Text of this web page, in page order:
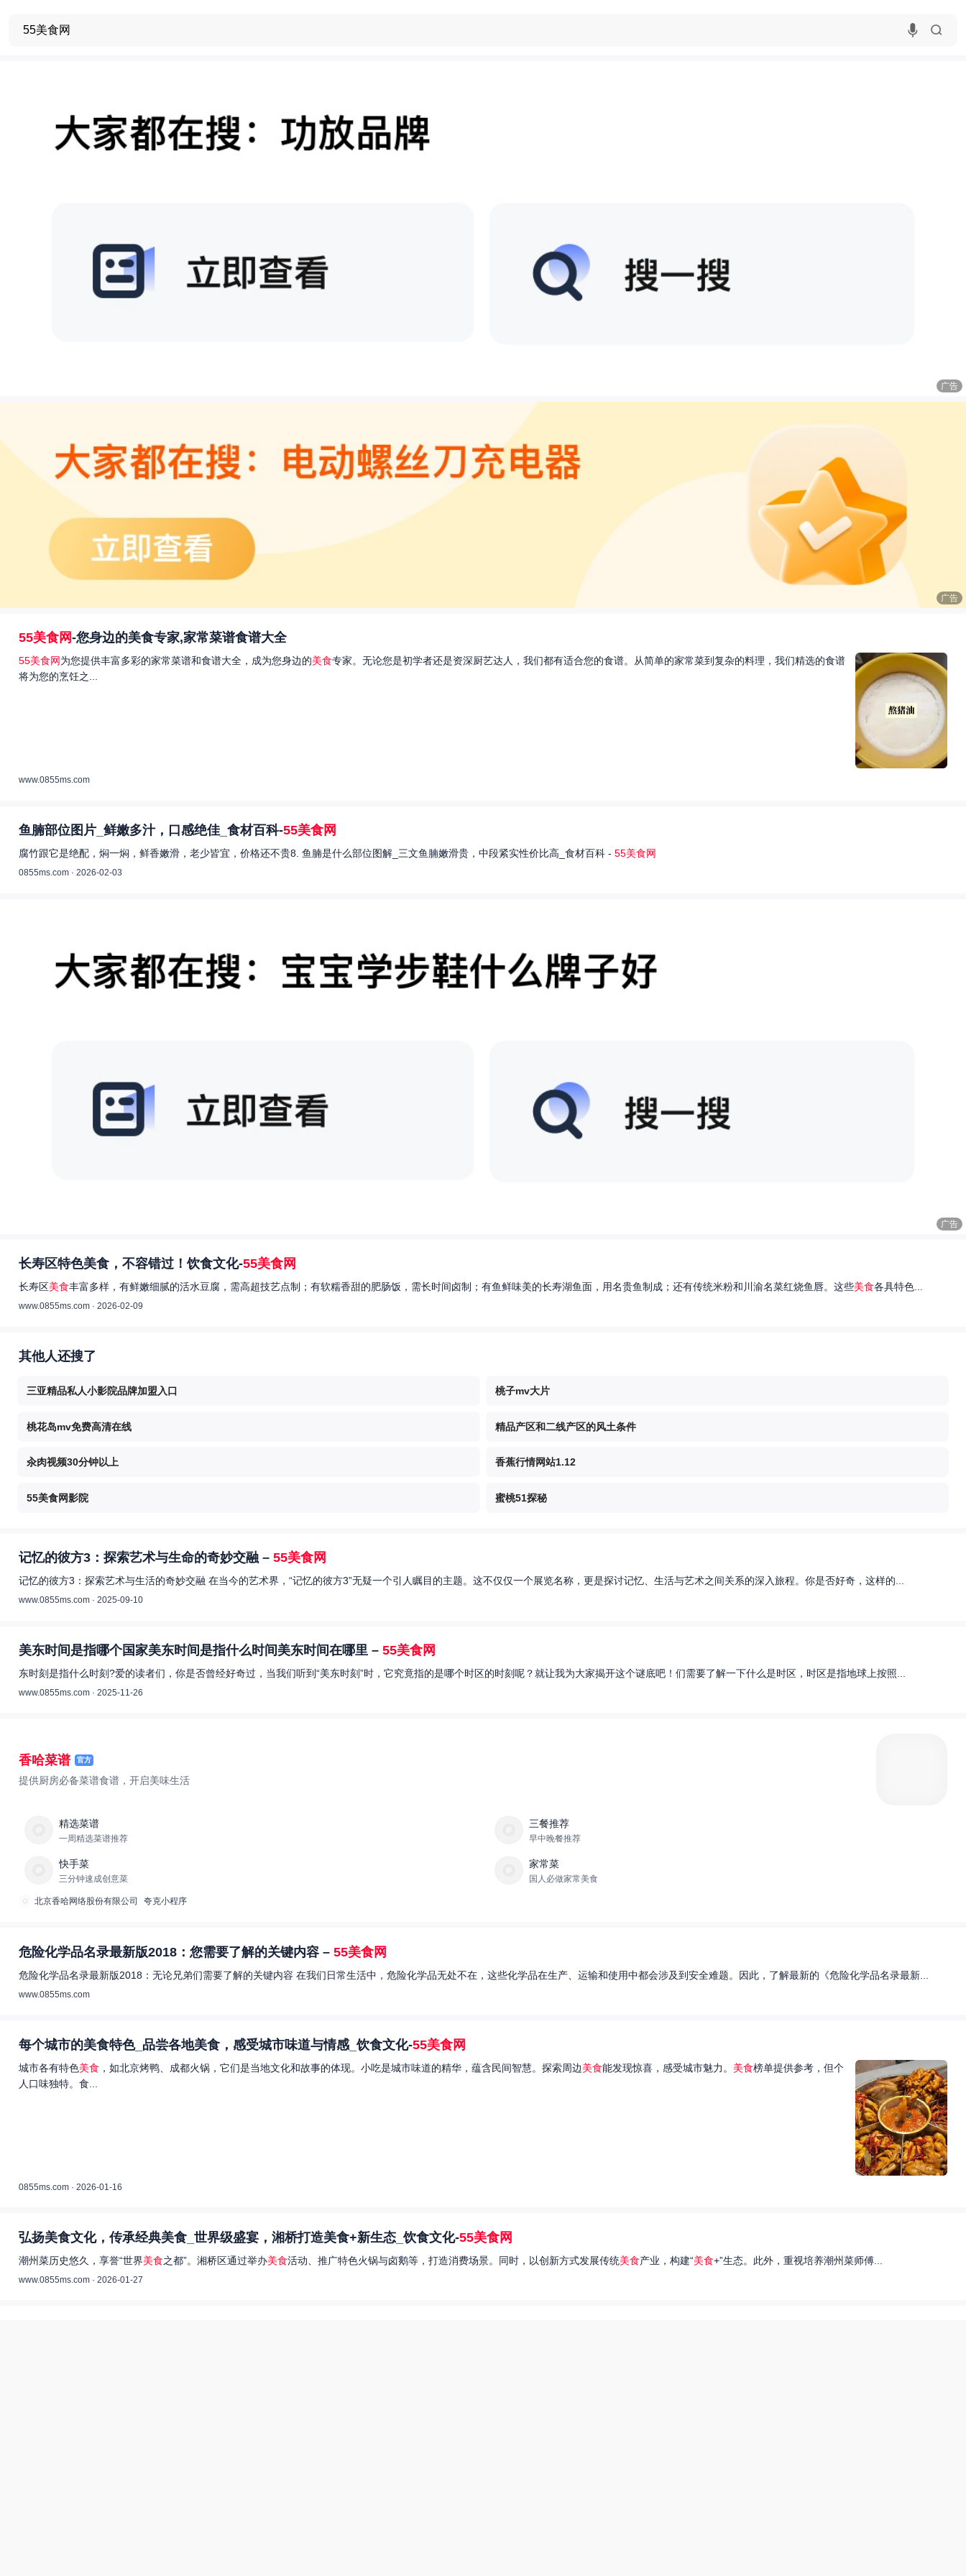
广告
广告
55美食网-您身边的美食专家,家常菜谱食谱大全
55美食网为您提供丰富多彩的家常菜谱和食谱大全，成为您身边的美食专家。无论您是初学者还是资深厨艺达人，我们都有适合您的食谱。从简单的家常菜到复杂的料理，我们精选的食谱
将为您的烹饪之...
www.0855ms.com
鱼腩部位图片_鲜嫩多汁，口感绝佳_食材百科-55美食网
腐竹跟它是绝配，焖一焖，鲜香嫩滑，老少皆宜，价格还不贵8. 鱼腩是什么部位图解_三文鱼腩嫩滑贵，中段紧实性价比高_食材百科 - 55美食网
0855ms.com · 2026-02-03
广告
长寿区特色美食，不容错过！饮食文化-55美食网
长寿区美食丰富多样，有鲜嫩细腻的活水豆腐，需高超技艺点制；有软糯香甜的肥肠饭，需长时间卤制；有鱼鲜味美的长寿湖鱼面，用名贵鱼制成；还有传统米粉和川渝名菜红烧鱼唇。这些美食各具特色...
www.0855ms.com · 2026-02-09
其他人还搜了
三亚精品私人小影院品牌加盟入口 桃子mv大片
桃花岛mv免费高清在线 精品产区和二线产区的风土条件
汆肉视频30分钟以上 香蕉行情网站1.12
55美食网影院 蜜桃51探秘
记忆的彼方3：探索艺术与生命的奇妙交融 – 55美食网
记忆的彼方3：探索艺术与生活的奇妙交融 在当今的艺术界，“记忆的彼方3”无疑一个引人瞩目的主题。这不仅仅一个展览名称，更是探讨记忆、生活与艺术之间关系的深入旅程。你是否好奇，这样的...
www.0855ms.com · 2025-09-10
美东时间是指哪个国家美东时间是指什么时间美东时间在哪里 – 55美食网
东时刻是指什么时刻?爱的读者们，你是否曾经好奇过，当我们听到“美东时刻”时，它究竟指的是哪个时区的时刻呢？就让我为大家揭开这个谜底吧！们需要了解一下什么是时区，时区是指地球上按照...
www.0855ms.com · 2025-11-26
香哈菜谱 官方
提供厨房必备菜谱食谱，开启美味生活
精选菜谱
一周精选菜谱推荐
三餐推荐
早中晚餐推荐
快手菜
三分钟速成创意菜
家常菜
国人必做家常美食
北京香哈网络股份有限公司 夸克小程序
危险化学品名录最新版2018：您需要了解的关键内容 – 55美食网
危险化学品名录最新版2018：无论兄弟们需要了解的关键内容 在我们日常生活中，危险化学品无处不在，这些化学品在生产、运输和使用中都会涉及到安全难题。因此，了解最新的《危险化学品名录最新...
www.0855ms.com
每个城市的美食特色_品尝各地美食，感受城市味道与情感_饮食文化-55美食网
城市各有特色美食 ，如北京烤鸭、成都火锅，它们是当地文化和故事的体现。小吃是城市味道的精华，蕴含民间智慧。探索周边美食能发现惊喜，感受城市魅力。 美食榜单提供参考，但个
人口味独特。食...
0855ms.com · 2026-01-16
弘扬美食文化，传承经典美食_世界级盛宴，湘桥打造美食+新生态_饮食文化-55美食网
潮州菜历史悠久，享誉“世界美食之都”。湘桥区通过举办美食活动、推广特色火锅与卤鹅等，打造消费场景。同时，以创新方式发展传统美食产业，构建“美食+”生态。此外，重视培养潮州菜师傅...
www.0855ms.com · 2026-01-27